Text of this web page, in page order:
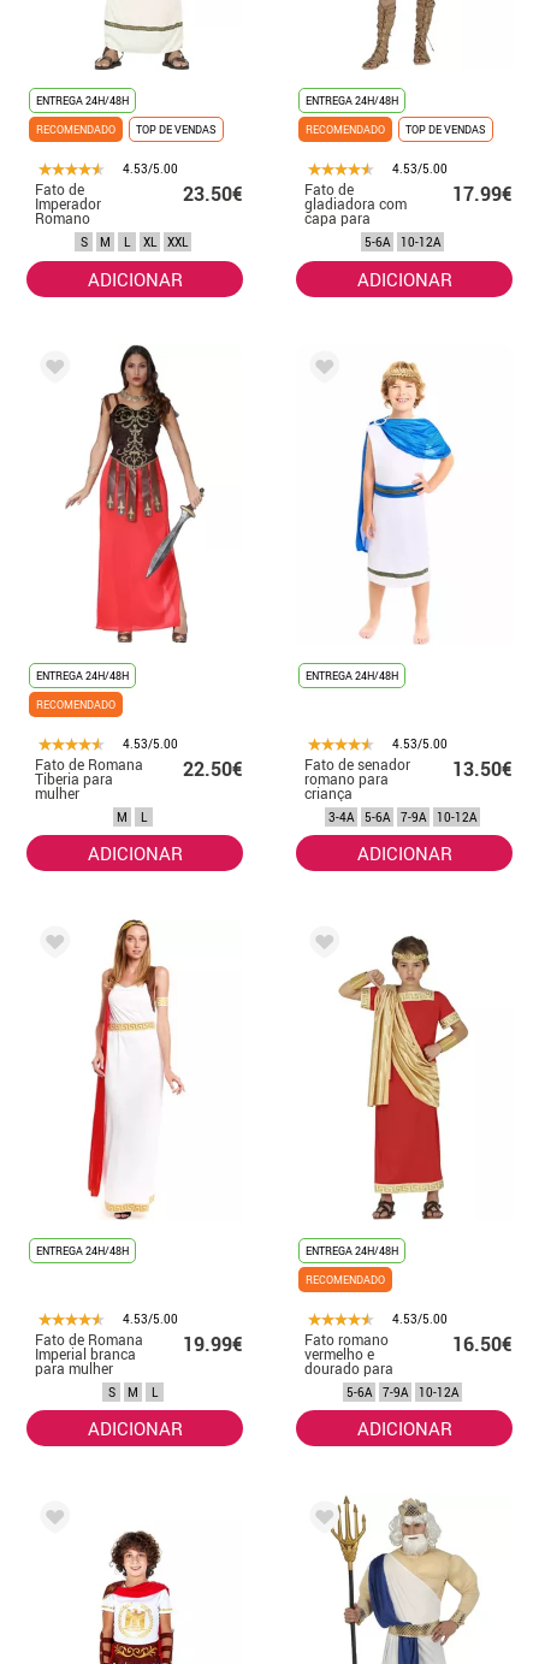
ENTREGA 24H/48H
RECOMENDADO
TOP DE VENDAS
4.53/5.00
Fato de
Imperador
Romano
Augustus para
homem
23.50€
S M L XL XXL
ADICIONAR
ENTREGA 24H/48H
RECOMENDADO
TOP DE VENDAS
4.53/5.00
Fato de
gladiadora com
capa para
menina
17.99€
5-6A 10-12A
ADICIONAR
ENTREGA 24H/48H
RECOMENDADO
4.53/5.00
Fato de Romana
Tiberia para
mulher
22.50€
M L
ADICIONAR
ENTREGA 24H/48H
4.53/5.00
Fato de senador
romano para
criança
13.50€
3-4A 5-6A 7-9A 10-12A
ADICIONAR
ENTREGA 24H/48H
4.53/5.00
Fato de Romana
Imperial branca
para mulher
19.99€
S M L
ADICIONAR
ENTREGA 24H/48H
RECOMENDADO
4.53/5.00
Fato romano
vermelho e
dourado para
criança
16.50€
5-6A 7-9A 10-12A
ADICIONAR